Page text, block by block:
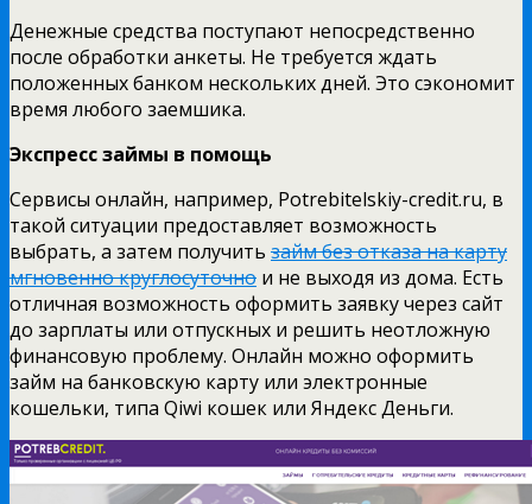
Денежные средства поступают непосредственно
после обработки анкеты. Не требуется ждать
положенных банком нескольких дней. Это сэкономит
время любого заемшика.
Экспресс займы в помощь
Сервисы онлайн, например, Potrebitelskiy-credit.ru, в
такой ситуации предоставляет возможность
выбрать, а затем получить займ без отказа на карту
мгновенно круглосуточно и не выходя из дома. Есть
отличная возможность оформить заявку через сайт
до зарплаты или отпускных и решить неотложную
финансовую проблему. Онлайн можно оформить
займ на банковскую карту или электронные
кошельки, типа Qiwi кошек или Яндекс Деньги.